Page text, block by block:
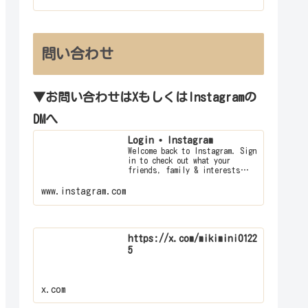
問い合わせ
▼お問い合わせはXもしくはInstagramの
DMへ
Login • Instagram
Welcome back to Instagram. Sign
in to check out what your
friends, family & interests
www.instagram.com
https://x.com/mikimini0122
5
x.com